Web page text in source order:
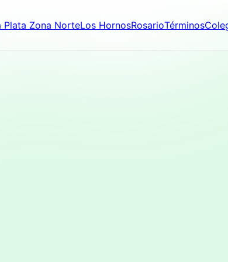
Plata Zona NorteLos HornosRosarioTérminos